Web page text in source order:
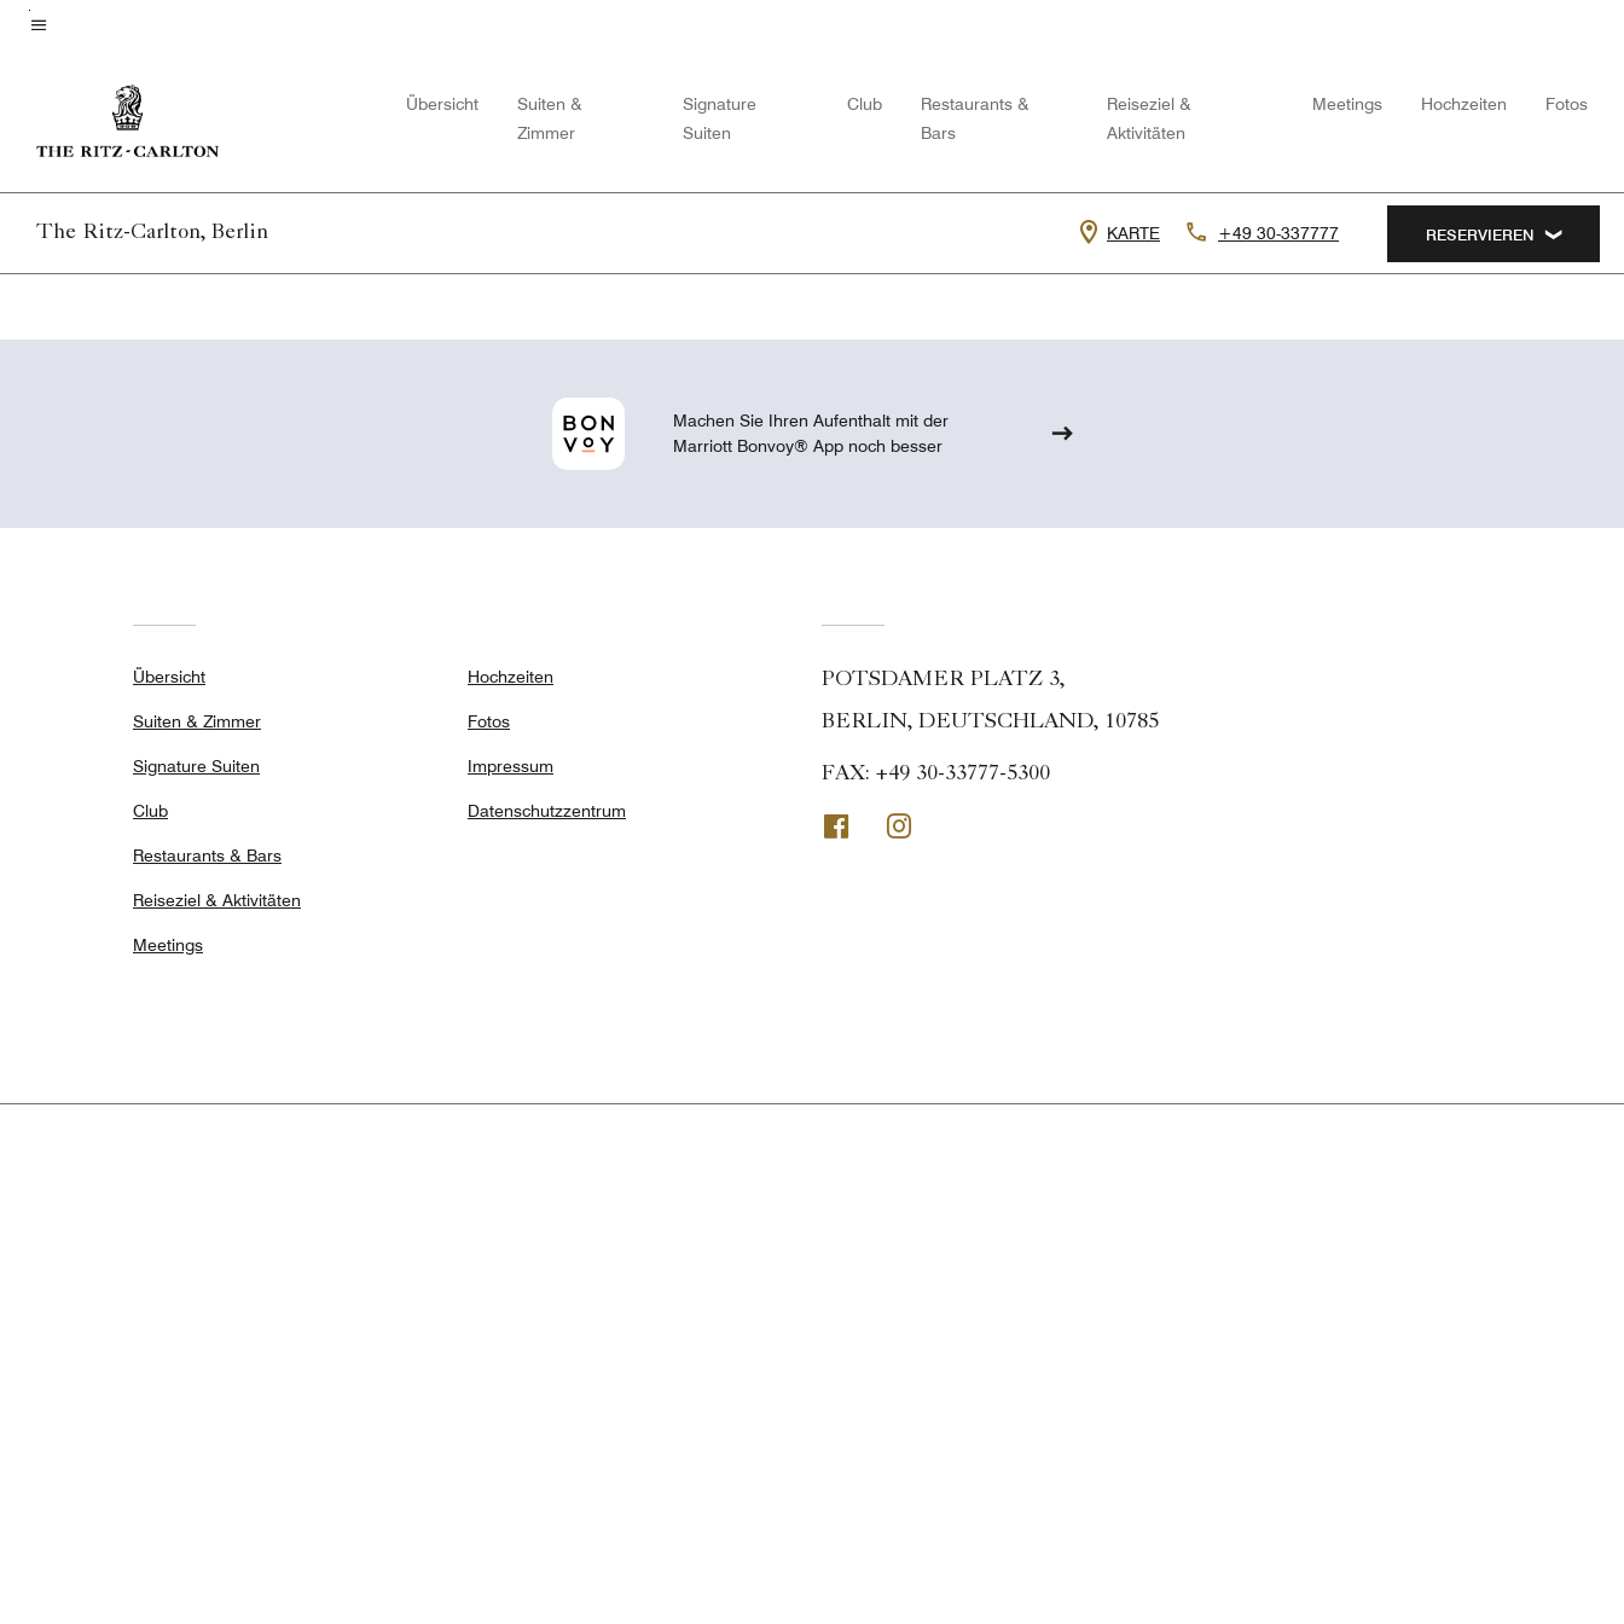
Skip
Übersicht
Suiten &
Zimmer
Signature
Suiten
Club
Restaurants &
Bars
Reiseziel &
Aktivitäten
Meetings Hochzeiten Fotos
The Ritz-Carlton, Berlin KARTE +49 30-337777 RESERVIEREN
Machen Sie Ihren Aufenthalt mit der
Marriott Bonvoy® App noch besser
Übersicht
Suiten & Zimmer
Signature Suiten
Club
Restaurants & Bars
Reiseziel & Aktivitäten
Meetings
Hochzeiten
Fotos
Impressum
Datenschutzzentrum
POTSDAMER PLATZ 3,
BERLIN, DEUTSCHLAND, 10785
FAX: +49 30-33777-5300
Facebook